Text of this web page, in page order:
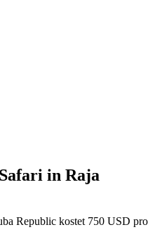
in Raja
Republic kostet 750 USD pro